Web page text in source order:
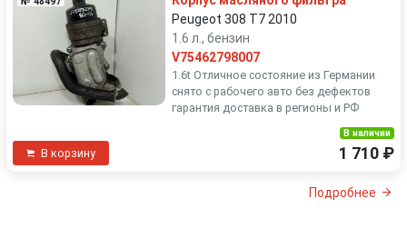
Peugeot 308 T7 2010
1.6 л., бензин
V75462798007
1.6t Отличное состояние из Германии
снято с рабочего авто без дефектов
гарантия доставка в регионы и РФ
В корзину
В наличии
1 710 ₽
Подробнее